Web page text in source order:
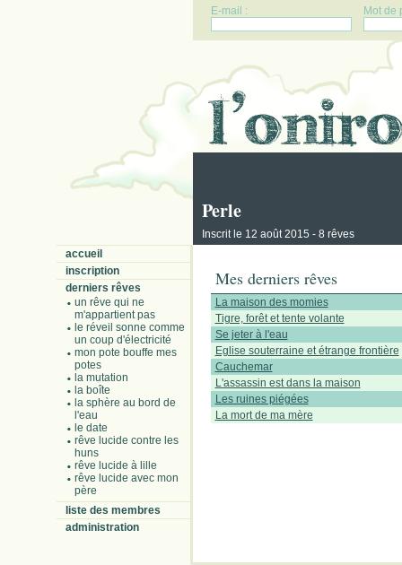
E-mail : Mot de
Perle
Inscrit le 12 août 2015 - 8 rêves
accueil
inscription
derniers rêves
un rêve qui ne
m'appartient pas
le réveil sonne comme
un coup d'électricité
mon pote bouffe mes
potes
la mutation
la boîte
la sphère au bord de
l'eau
le date
rêve lucide contre les
huns
rêve lucide à lille
rêve lucide avec mon
père
liste des membres
administration
Mes derniers rêves
La maison des momies
Tigre, forêt et tente volante
Se jeter à l'eau
Eglise souterraine et étrange frontière
Cauchemar
L'assassin est dans la maison
Les ruines piégées
La mort de ma mère